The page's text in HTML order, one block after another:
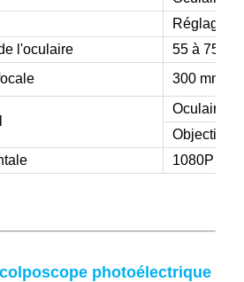
Réglage
l'oculaire
55 à 75
300 mm,
Oculaire
Objectif
1080P
photoélectrique